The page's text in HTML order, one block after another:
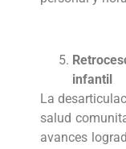
infantil
La
salud
avances